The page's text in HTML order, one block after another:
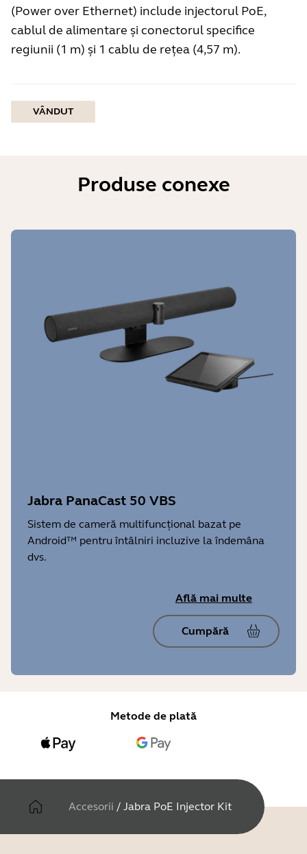
(Power over Ethernet) include injectorul PoE,
cablul de alimentare și conectorul specifice
regiunii (1 m) și 1 cablu de rețea (4,57 m).
VÂNDUT
Produse conexe
Jabra PanaCast 50 VBS
Sistem de cameră multifuncțional bazat pe
Android™ pentru întâlniri incluzive la îndemâna
dvs.
Află mai multe
Cumpără
Metode de plată
Accesorii / Jabra PoE Injector Kit